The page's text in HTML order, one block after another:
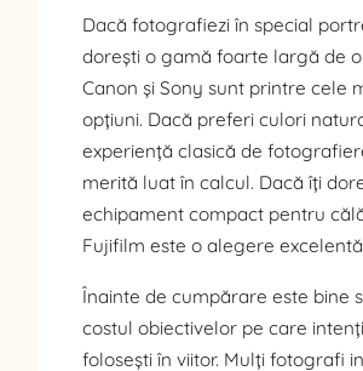
Dacă fotografiezi în special
dorești o gamă foarte largă de
Canon și Sony sunt printre cele
opțiuni. Dacă preferi culori
experiență clasică de
merită luat în calcul. Dacă îți
echipament compact pentru
Fujifilm este o alegere
Înainte de cumpărare este bine
costul obiectivelor pe care
folosești în viitor. Mulți fotografi